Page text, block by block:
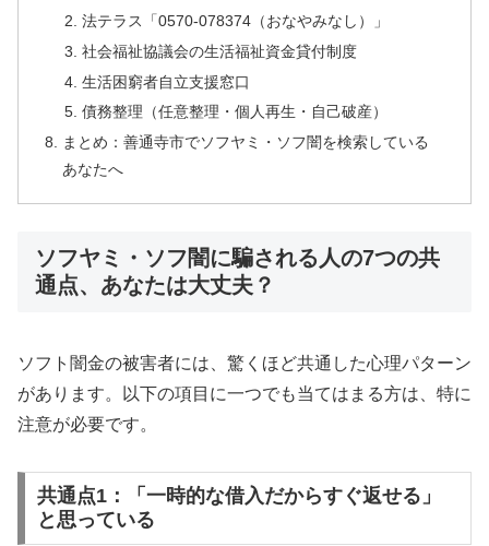
法テラス「0570-078374（おなやみなし）」
社会福祉協議会の生活福祉資金貸付制度
生活困窮者自立支援窓口
債務整理（任意整理・個人再生・自己破産）
まとめ：善通寺市でソフヤミ・ソフ闇を検索している
あなたへ
ソフヤミ・ソフ闇に騙される人の7つの共
通点、あなたは大丈夫？
ソフト闇金の被害者には、驚くほど共通した心理パターン
があります。以下の項目に一つでも当てはまる方は、特に
注意が必要です。
共通点1：「一時的な借入だからすぐ返せる」
と思っている